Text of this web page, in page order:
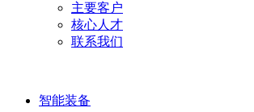
主要客户
核心人才
联系我们
智能装备